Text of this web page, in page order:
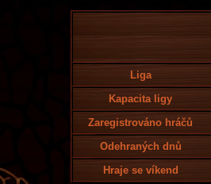
Liga
Kapacita ligy
Zaregistrováno hráčů
Odehraných dnů
Hraje se víkend